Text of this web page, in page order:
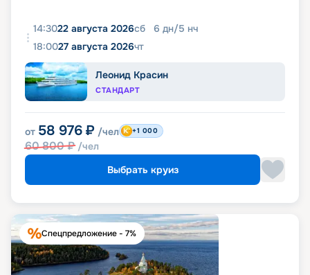
14:3022 августа 2026сб 6 дн/5 нч
18:0027 августа 2026чт
Леонид Красин
СТАНДАРТ
от 58 976 ₽ /чел
60 800₽ /чел
+1 000
Выбрать круиз
Спецпредложение - 7%